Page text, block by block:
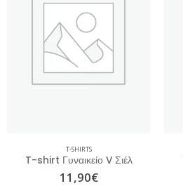
T-SHIRTS
T-shirt Γυναικείο V Σιέλ
11,90€